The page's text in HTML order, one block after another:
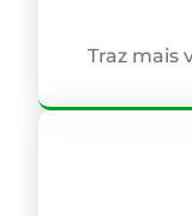
Traz mais